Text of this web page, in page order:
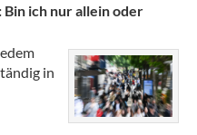
ich nur allein oder
in